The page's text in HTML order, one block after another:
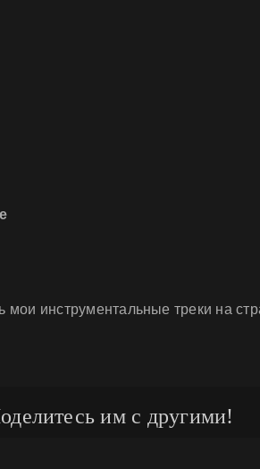
мои инструментальные треки на
им с другими!